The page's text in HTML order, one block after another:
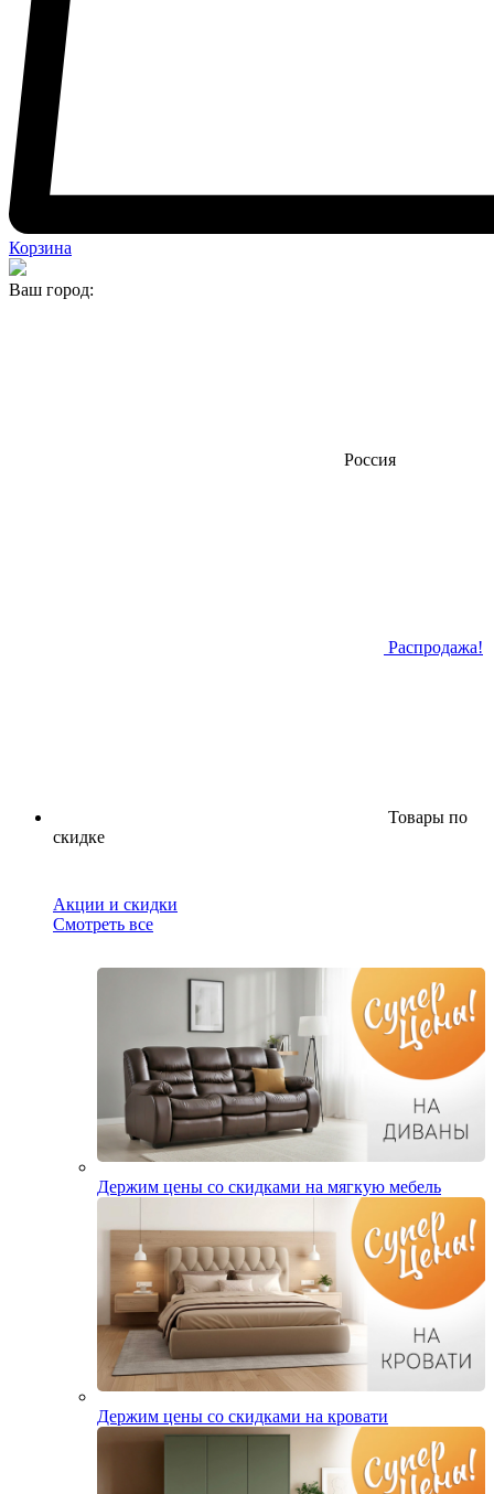
Корзина
Ваш город:
Россия
Распродажа!
Товары по
скидке
Акции и скидки
Смотреть все
Держим цены со скидками на мягкую мебель
Держим цены со скидками на кровати